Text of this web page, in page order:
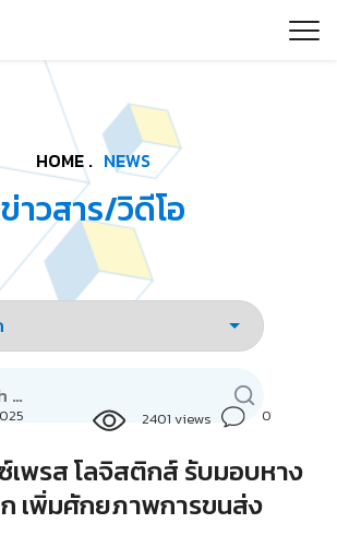
in the of the page as possible:
HOME . NEWS
ข่าวสาร/วิดีโอ
2401 views 0
เพรส โลจิสติกส์ รับมอบหาง
เพิ่มศักยภาพการขนส่ง